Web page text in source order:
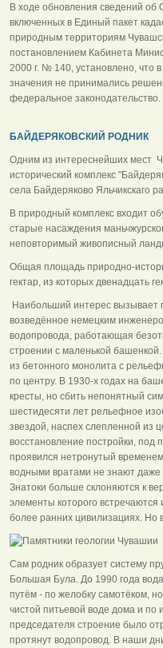
В ходе обновления сведений об
включенных в Единый пакет
природным территориям
постановлением Кабинета
2000 г. № 140, установлено, что
значения не принимались
федеральное законодательство.
БАЙДЕРЯКОВСКИЙ РОДНИК
Одним из интереснейших мест
исторический комплекс
села Байдеряково Яльчикскаго
В природный комплекс входит
старые насаждения
неповторимый живописный
Общая площадь природно-
гектар, из которых двенадцать
Наибольший интерес вызывает
возведённое немецким
водопровода, работающая
строении с маленькой
из бетонного монолита с
по центру. В 1930-х годах на
кресты, но сбить непонятный
шестидесяти лет рельефное
звездой, наспех слепленной из
восстановление постройки, под
проявился нетронутый
водными вратами не знают даже
Знатоки больше склоняются к
элементы которого встречаются
более ранних цивилизациях. Но
Сам родник образует систему
Большая Була. До 1990 года
путём - по желобку самотёком,
чистой питьевой воде дома и по
председателя строение было
протянут водопровод. В наши